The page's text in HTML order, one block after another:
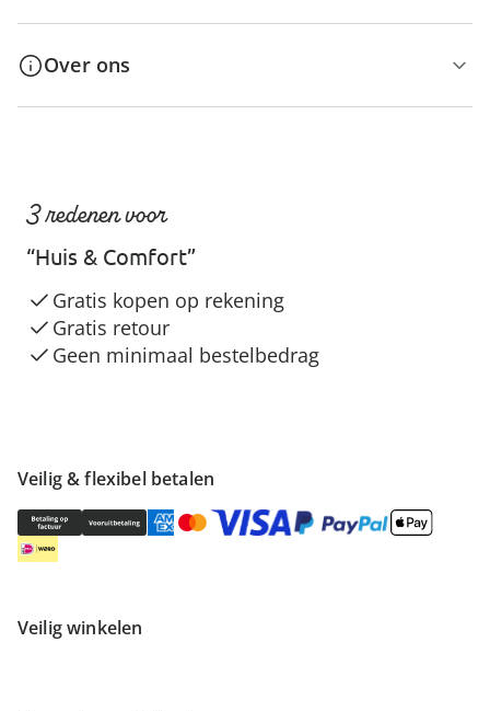
Over ons
Veilig & flexibel betalen
Veilig winkelen
3 redenen voor
“Huis & Comfort”
Gratis kopen op rekening
Gratis retour
Geen minimaal bestelbedrag